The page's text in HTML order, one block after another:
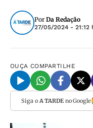
Por Da Redação
27/05/2024 - 21:12
OUÇA COMPARTILHE
Siga o A TARDEno Google